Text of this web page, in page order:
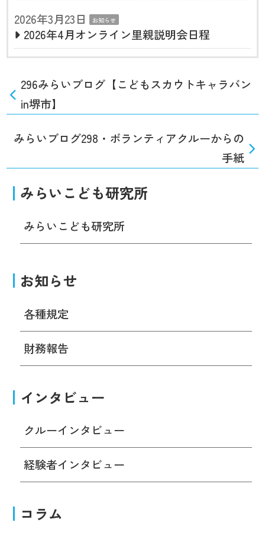
2026年3月23日
お知らせ
2026年4月オンライン里親説明会日程
296みらいブログ【こどもスカウトキャラバン
in堺市】
みらいブログ298・ボランティアクルーからの
手紙
みらいこども研究所
みらいこども研究所
お知らせ
各種規定
財務報告
インタビュー
クルーインタビュー
経験者インタビュー
コラム